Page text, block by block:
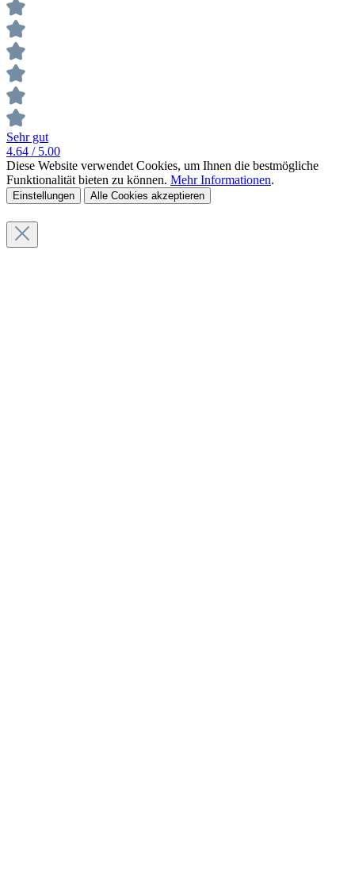
Sehr gut
4.64 / 5.00
Diese Website verwendet Cookies, um Ihnen die bestmögliche
Funktionalität bieten zu können. Mehr Informationen.
Einstellungen Alle Cookies akzeptieren